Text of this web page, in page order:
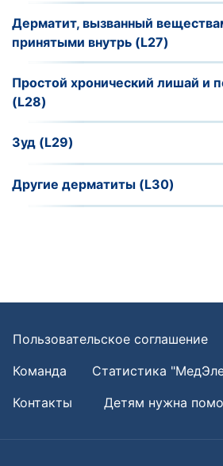
Дерматит, вызванный
принятыми внутрь (L27)
Простой хронический лишай и
(L28)
Зуд (L29)
Другие дерматиты (L30)
Пользовательское соглашение
Команда
Статистика
Контакты
Детям нужна